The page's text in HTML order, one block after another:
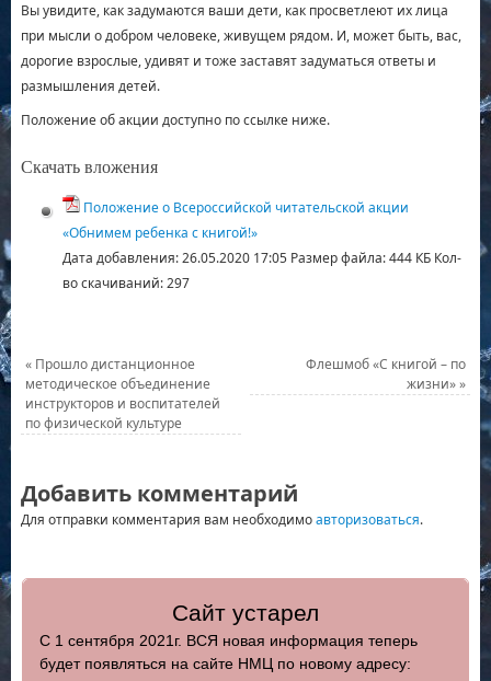
Вы увидите, как задумаются ваши дети, как просветлеют их лица
при мысли о добром человеке, живущем рядом. И, может быть, вас,
дорогие взрослые, удивят и тоже заставят задуматься ответы и
размышления детей.
Положение об акции доступно по ссылке ниже.
Скачать вложения
Положение о Всероссийской читательской акции
«Обнимем ребенка с книгой!»
Дата добавления:26.05.2020 17:05 Размер файла:444 КБ Кол-
во скачиваний:297
«Прошло дистанционное
методическое объединение
инструкторов и воспитателей
по физической культуре
Флешмоб «С книгой – по
жизни»»
Добавить комментарий
Для отправки комментария вам необходимоавторизоваться.
Сайт устарел
С 1 сентября 2021г. ВСЯ новая информация теперь
будет появляться на сайте НМЦ по новому адресу: